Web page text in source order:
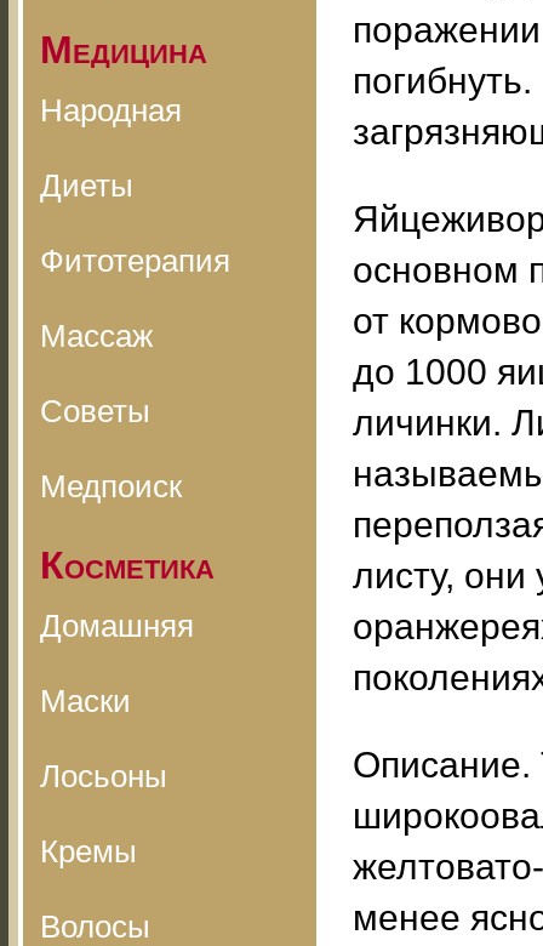
Медицина
Народная
Диеты
Фитотерапия
Массаж
Советы
Медпоиск
Косметика
Домашняя
Маски
Лосьоны
Кремы
Волосы
основном
от
до 1000
личинки.
листу, они
Описание.
менее